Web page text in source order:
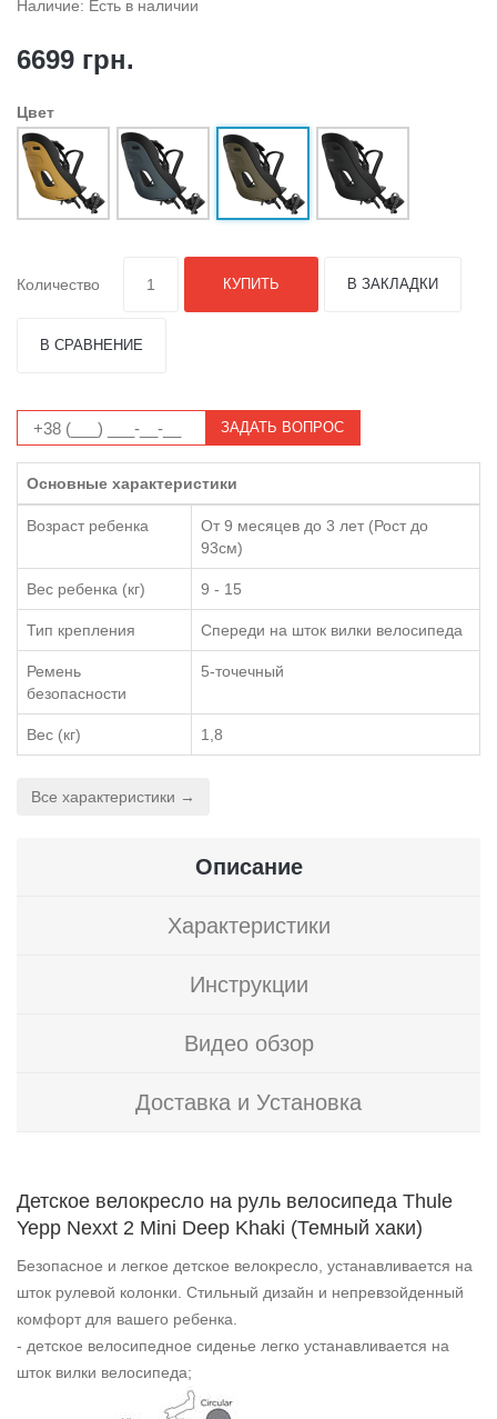
Наличие: Есть в наличии
6699 грн.
Цвет
Количество КУПИТЬ В ЗАКЛАДКИ
В СРАВНЕНИЕ
ЗАДАТЬ ВОПРОС
Основные характеристики
Возраст ребенка
От 9 месяцев до 3 лет (Рост до
93см)
Вес ребенка (кг) 9 - 15
Тип крепления Спереди на шток вилки велосипеда
Ремень
безопасности
5-точечный
Вес (кг) 1,8
Все характеристики →
Описание
Характеристики
Инструкции
Видео обзор
Доставка и Установка
Детское велокресло на руль велосипеда Thule
Yepp Nexxt 2 Mini Deep Khaki (Темный хаки)
Безопасное и легкое детское велокресло, устанавливается на
шток рулевой колонки. Стильный дизайн и непревзойденный
комфорт для вашего ребенка.
- детское велосипедное сиденье легко устанавливается на
шток вилки велосипеда;